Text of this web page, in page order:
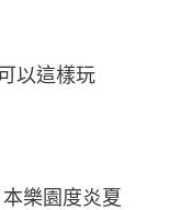
以這樣玩
本樂園度炎夏